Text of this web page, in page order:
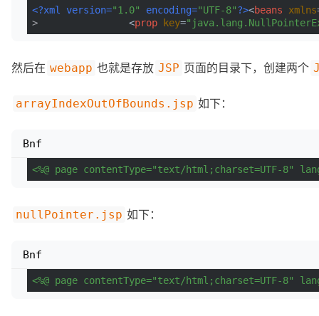
<?xml version="1.0" encoding="UTF-8"?><beans xmlns
>
<prop key=
然后在 webapp 也就是存放 JSP 页面的目录下，创建两个
arrayIndexOutOfBounds.jsp 如下：
<%@ page contentType="text/html;charset=UTF-8"
Bnf
nullPointer.jsp 如下：
<%@ page contentType="text/html;charset=UTF-8"
Bnf